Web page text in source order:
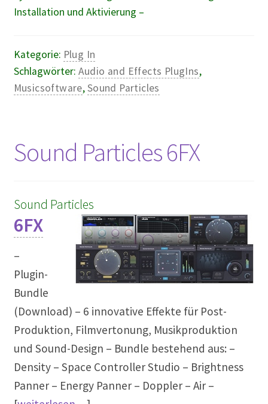
Installation und Aktivierung –
Kategorie: Plug In
Schlagwörter: Audio and Effects PlugIns,
Musicsoftware,Sound Particles
Sound Particles 6FX
Sound Particles
6FX
–
Plugin-
Bundle
(Download) – 6 innovative Effekte für Post-
Produktion, Filmvertonung, Musikproduktion
und Sound-Design – Bundle bestehend aus: –
Density – Space Controller Studio – Brightness
Panner – Energy Panner – Doppler – Air –